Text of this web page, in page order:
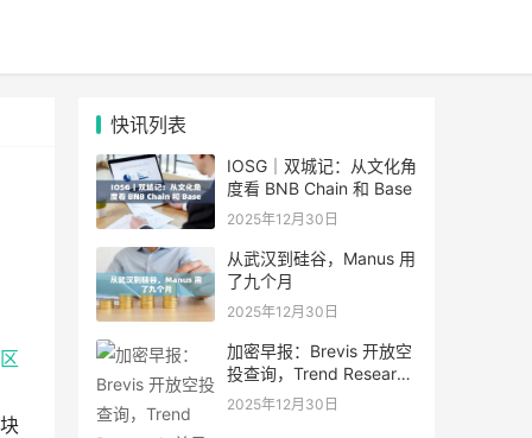
区
快讯列表
IOSG｜双城记：从文化角
度看 BNB Chain 和 Base
2025年12月30日
从武汉到硅谷，Manus 用
了九个月
2025年12月30日
加密早报：Brevis 开放空
投查询，Trend Research
单日增持超 4.6 万枚 ETH
2025年12月30日